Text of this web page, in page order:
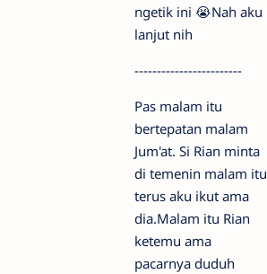
ngetik ini 😭Nah aku
lanjut nih
------------------------
Pas malam itu
bertepatan malam
Jum'at. Si Rian minta
di temenin malam itu
terus aku ikut ama
dia.Malam itu Rian
ketemu ama
pacarnya duduh